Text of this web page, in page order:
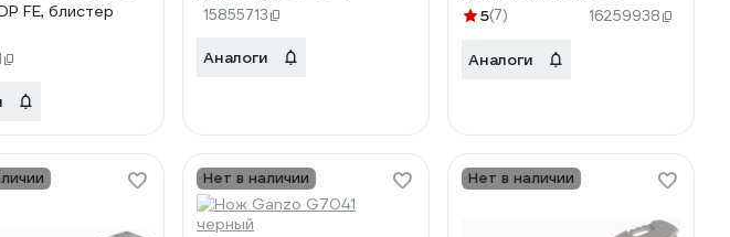
FE, блистер
15855713
Аналоги
5(7) 16259938
Аналоги
Нет в наличии Нет в наличии